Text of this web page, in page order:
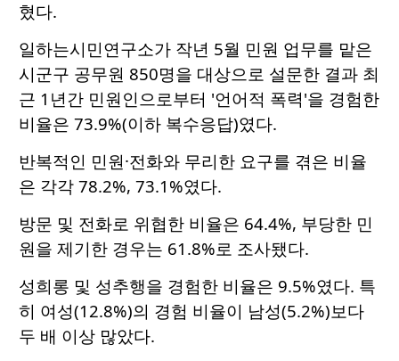
혔다.
일하는시민연구소가 작년 5월 민원 업무를 맡은
시군구 공무원 850명을 대상으로 설문한 결과 최
근 1년간 민원인으로부터 '언어적 폭력'을 경험한
비율은 73.9%(이하 복수응답)였다.
반복적인 민원·전화와 무리한 요구를 겪은 비율
은 각각 78.2%, 73.1%였다.
방문 및 전화로 위협한 비율은 64.4%, 부당한 민
원을 제기한 경우는 61.8%로 조사됐다.
성희롱 및 성추행을 경험한 비율은 9.5%였다. 특
히 여성(12.8%)의 경험 비율이 남성(5.2%)보다
두 배 이상 많았다.